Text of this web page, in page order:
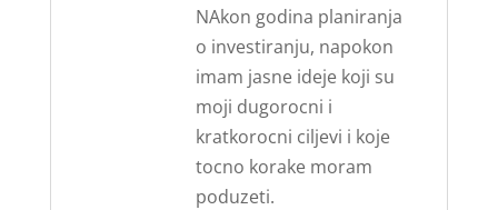
NAkon godina planiranja
o investiranju, napokon
imam jasne ideje koji su
moji dugorocni i
kratkorocni ciljevi i koje
tocno korake moram
poduzeti.